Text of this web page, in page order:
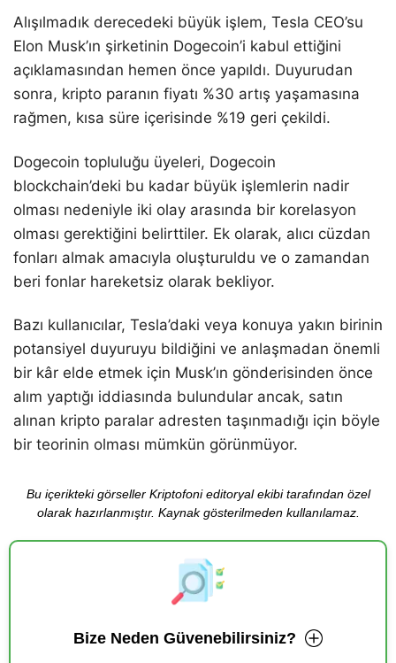
Alışılmadık derecedeki büyük işlem, Tesla CEO’su
Elon Musk’ın şirketinin Dogecoin’i kabul ettiğini
açıklamasından hemen önce yapıldı. Duyurudan
sonra, kripto paranın fiyatı %30 artış yaşamasına
rağmen, kısa süre içerisinde %19 geri çekildi.
Dogecoin topluluğu üyeleri, Dogecoin
blockchain’deki bu kadar büyük işlemlerin nadir
olması nedeniyle iki olay arasında bir korelasyon
olması gerektiğini belirttiler. Ek olarak, alıcı cüzdan
fonları almak amacıyla oluşturuldu ve o zamandan
beri fonlar hareketsiz olarak bekliyor.
Bazı kullanıcılar, Tesla’daki veya konuya yakın birinin
potansiyel duyuruyu bildiğini ve anlaşmadan önemli
bir kâr elde etmek için Musk’ın gönderisinden önce
alım yaptığı iddiasında bulundular ancak, satın
alınan kripto paralar adresten taşınmadığı için böyle
bir teorinin olması mümkün görünmüyor.
Bu içerikteki görseller Kriptofoni editoryal ekibi tarafından özel
olarak hazırlanmıştır. Kaynak gösterilmeden kullanılamaz.
Bize Neden Güvenebilirsiniz?